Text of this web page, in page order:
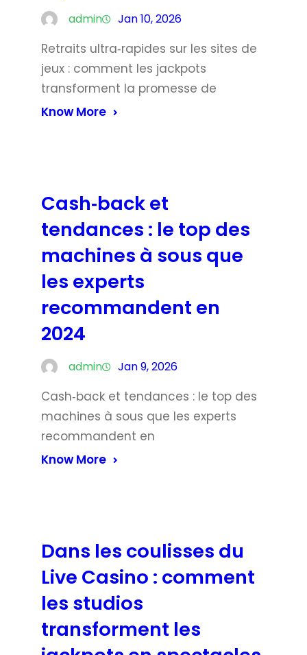
admin Jan 10, 2026
Retraits ultra‑rapides sur les sites de
jeux : comment les jackpots
transforment la promesse de
Know More
Cash‑back et
tendances : le top des
machines à sous que
les experts
recommandent en
2024
admin Jan 9, 2026
Cash‑back et tendances : le top des
machines à sous que les experts
recommandent en
Know More
Dans les coulisses du
Live Casino : comment
les studios
transforment les